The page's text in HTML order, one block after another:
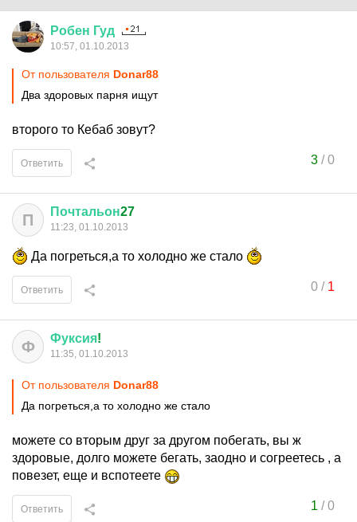
Робен Гуд
10:57, 01.10.2013
От пользователя Donar88
Два здоровых парня ищут
второго то Кебаб зовут?
3/0
Ответить
П Почтальон27
11:23, 01.10.2013
Да погреться,а то холодно же стало
0/ 1
Ответить
Ф Фуксия!
11:35, 01.10.2013
От пользователя Donar88
Да погреться,а то холодно же стало
можете со вторым друг за другом побегать, вы ж
здоровые, долго можете бегать, заодно и согреетесь , а
повезет, еще и вспотеете
1 /0
Ответить